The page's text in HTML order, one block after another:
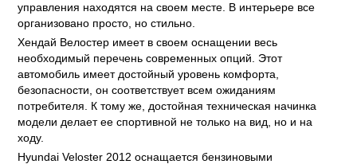
управления находятся на своем месте. В интерьере все
организовано просто, но стильно.
Хендай Велостер имеет в своем оснащении весь
необходимый перечень современных опций. Этот
автомобиль имеет достойный уровень комфорта,
безопасности, он соответствует всем ожиданиям
потребителя. К тому же, достойная техническая начинка
модели делает ее спортивной не только на вид, но и на
ходу.
Hyundai Veloster 2012 оснащается бензиновыми